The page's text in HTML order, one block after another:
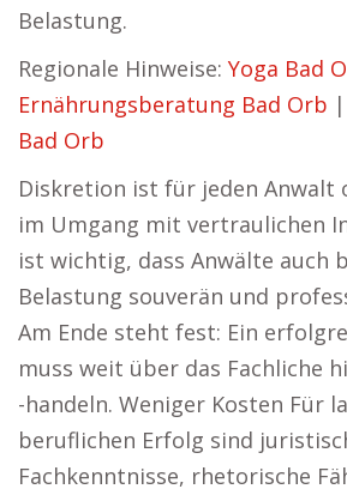
Belastung.
Regionale Hinweise: Yoga Bad
Ernährungsberatung Bad Orb |
Bad Orb
Diskretion ist für jeden Anwalt
im Umgang mit vertraulichen
ist wichtig, dass Anwälte auch
Belastung souverän und
Am Ende steht fest: Ein
muss weit über das Fachliche
-handeln. Weniger Kosten Für
beruflichen Erfolg sind
Fachkenntnisse, rhetorische